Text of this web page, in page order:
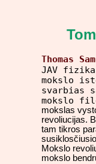
Thomas
JAV
mokslo
svarbias
mokslo
mokslas
revoliucijas.
tam tikros
Mokslo
mokslo